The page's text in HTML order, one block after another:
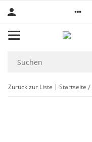
Zurück zur Liste Startseite